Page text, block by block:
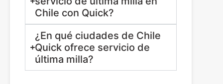
Chile con Quick?
¿En qué ciudades de Chile
Quick ofrece servicio de
última milla?